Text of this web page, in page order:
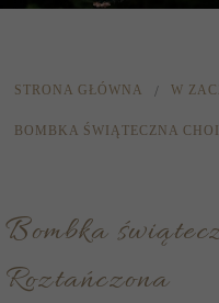
STRONA GŁÓWNA W
BOMBKA ŚWIĄTECZNA
Bombka świąteczna Choinka 13 cm -
Roztańczona